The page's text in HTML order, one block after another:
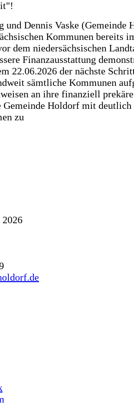
und Dennis Vaske (Gemeinde
Kommunen bereits
dem niedersächsischen
Finanzausstattung
22.06.2026 der nächste
sämtliche Kommunen
an ihre finanziell
Gemeinde Holdorf mit deutlich
zu
2026